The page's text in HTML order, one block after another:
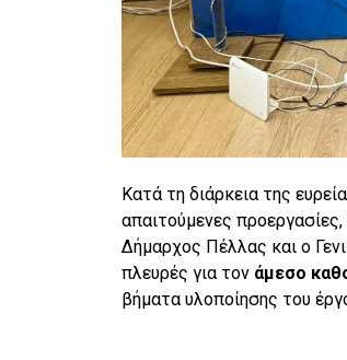
Κατά τη διάρκεια της
απαιτούμενες
Δήμαρχος Πέλλας και ο
πλευρές για τον άμεσο
βήματα υλοποίησης του